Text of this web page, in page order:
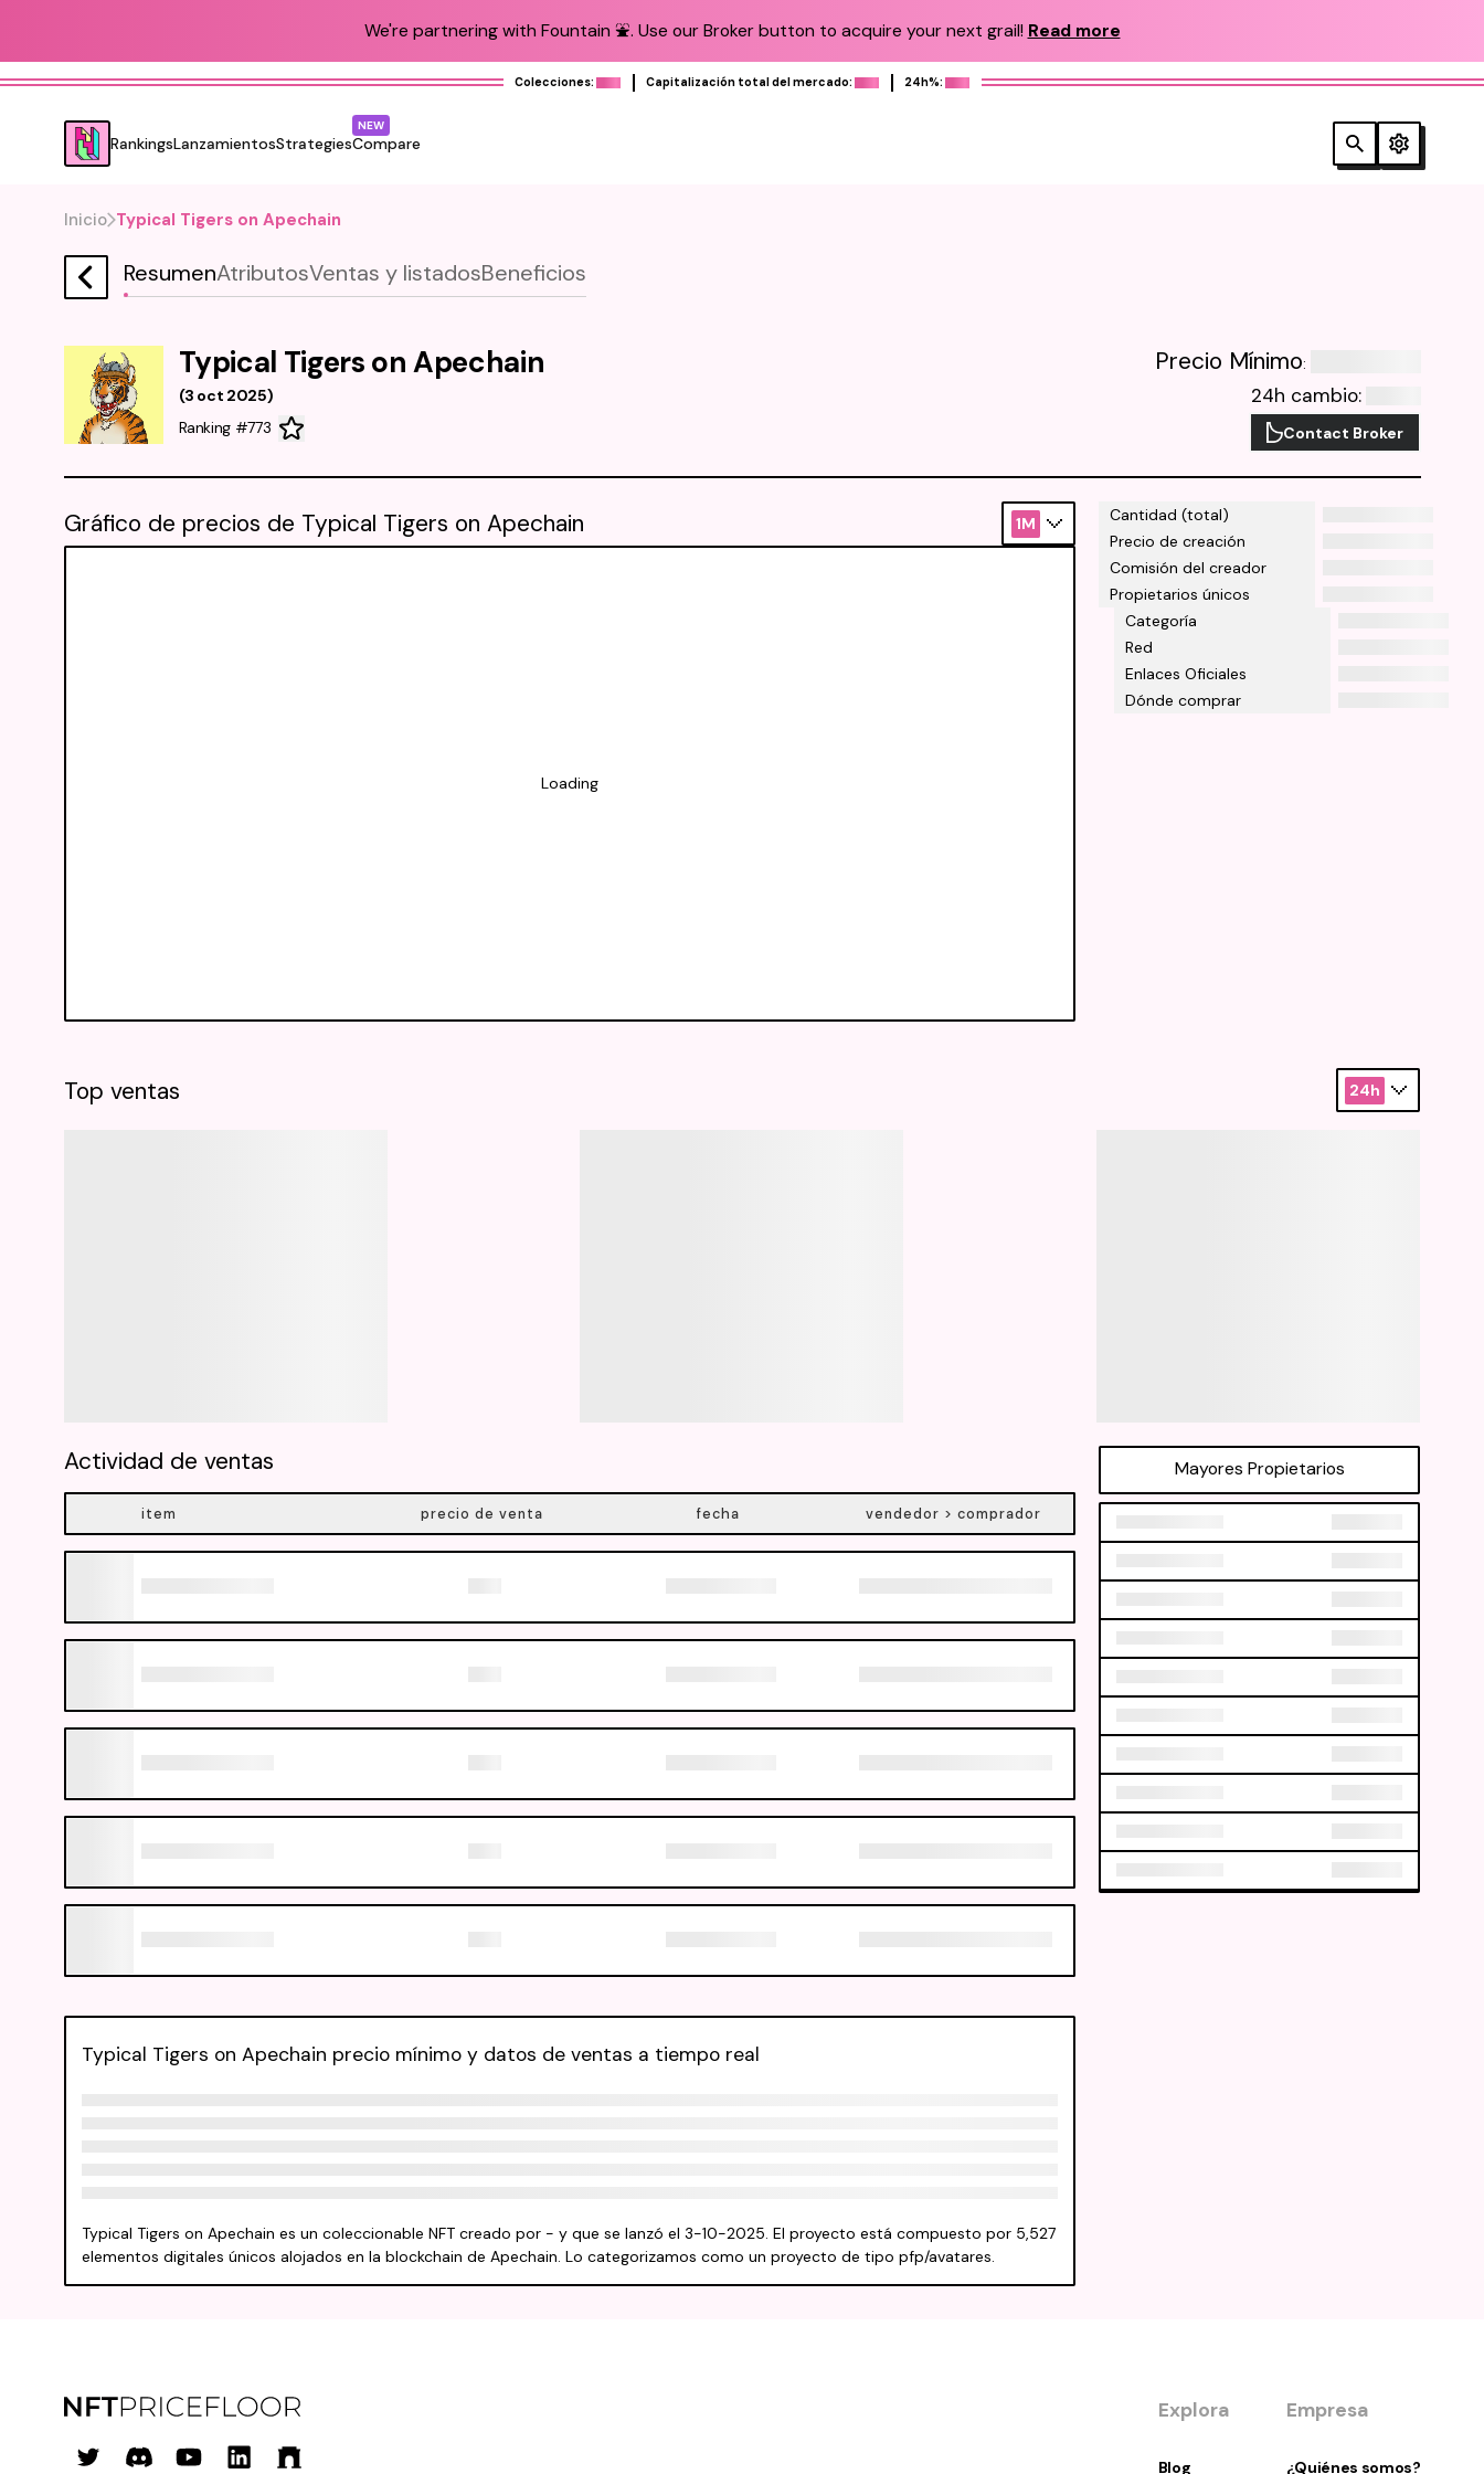
We're partnering with Fountain ⛲️. Use our Broker button to acquire your next grail! Read more
Colecciones: Capitalización total del mercado: 24h%:
RankingsLanzamientosStrategiesCompare
NEW
Inicio Typical Tigers on Apechain
ResumenAtributosVentas y listadosBeneficios
Typical Tigers on Apechain
(3 oct 2025)
Ranking #773
Precio Mínimo:
24h cambio:
Contact Broker
Typical Tigers on Apechain precio mínimo y datos de ventas a tiempo real
Typical Tigers on Apechain es un coleccionable NFT creado por - y que se lanzó el 3-10-2025. El proyecto está compuesto por 5,527
elementos digitales únicos alojados en la blockchain de Apechain. Lo categorizamos como un proyecto de tipo pfp/avatares.
Cantidad (total)
Precio de creación
Comisión del creador
Propietarios únicos
Categoría
Red
Enlaces Oficiales
Dónde comprar
Gráfico de precios de Typical Tigers on Apechain 1M
Loading
Top ventas 24h
Actividad de ventas
item precio de venta fecha vendedor > comprador
Mayores Propietarios
Explora
Blog
Empresa
¿Quiénes somos?